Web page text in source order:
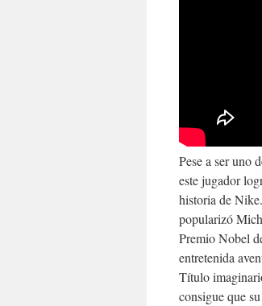
Pese a ser uno
este jugador
historia de
popularizó
Premio Nobel
entretenida
Título
consigue que